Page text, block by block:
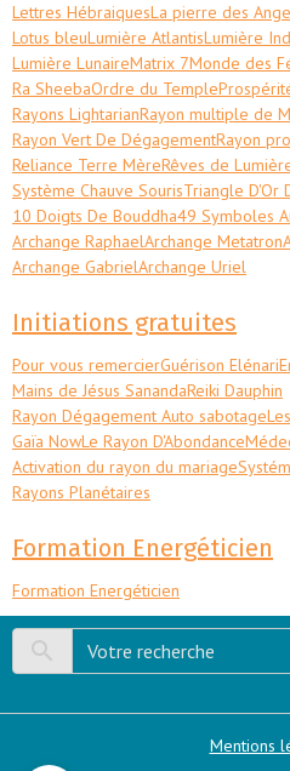
Lettres HébraiquesLa pierre des
Lotus bleuLumière AtlantisLumière
Lumière LunaireMatrix 7Monde des
Ra SheebaOrdre du Temple
Rayons LightarianRayon multiple de
Rayon Vert De DégagementRayon
Reliance Terre MèreRêves de
Système Chauve SourisTriangle D'Or
10 Doigts De Bouddha49 Symboles
Archange RaphaelArchange Metatron
Archange GabrielArchange Uriel
Initiations gratuites
Pour vous remercierGuérison Elénari
Mains de Jésus SanandaReiki Dauphin
Rayon Dégagement Auto sabotage
Gaïa NowLe Rayon D'Abondance
Activation du rayon du mariage
Rayons Planétaires
Formation Energéticien
Formation Energéticien
Mentions